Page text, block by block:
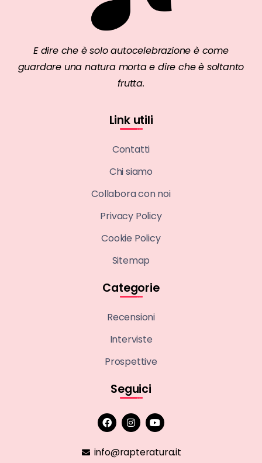
E dire che è solo autocelebrazione è come
guardare una natura morta e dire che è soltanto
frutta.
Link utili
Contatti
Chi siamo
Collabora con noi
Privacy Policy
Cookie Policy
Sitemap
Categorie
Recensioni
Interviste
Prospettive
Seguici
info@rapteratura.it